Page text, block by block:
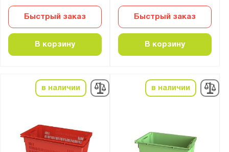
Быстрый заказ
В корзину
Быстрый заказ
В корзину
в наличии в наличии